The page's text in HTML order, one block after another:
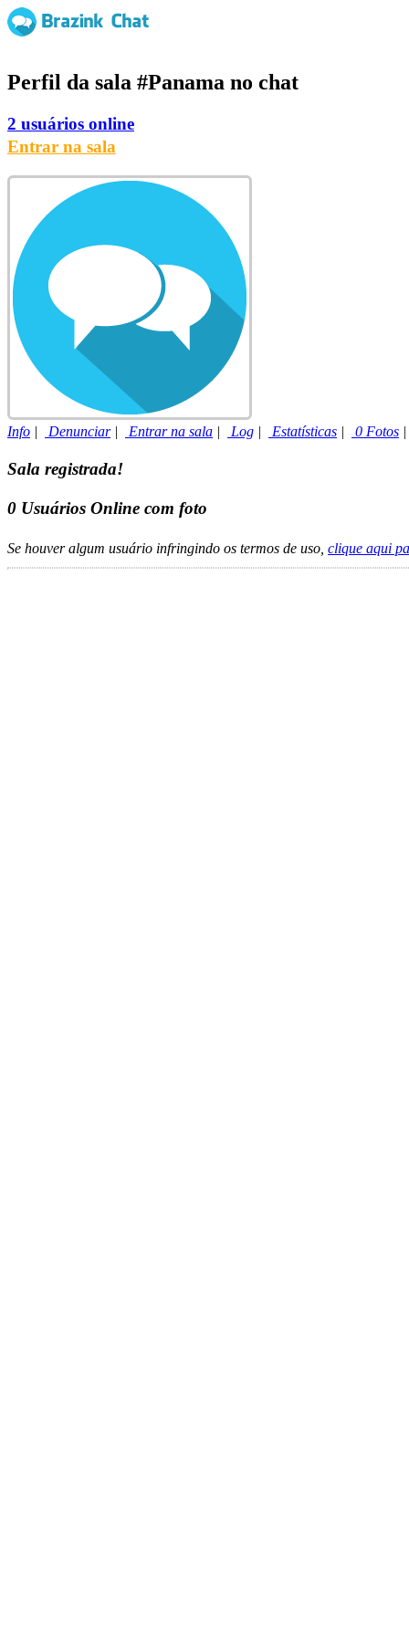
Perfil da sala #Panama no chat
2 usuários online
Entrar na sala
Info | Denunciar| Entrar na sala | Log | Estatísticas | 0 Fotos
Sala registrada!
0 Usuários Online com foto
Se houver algum usuário infringindo os termos de uso, clique aqui